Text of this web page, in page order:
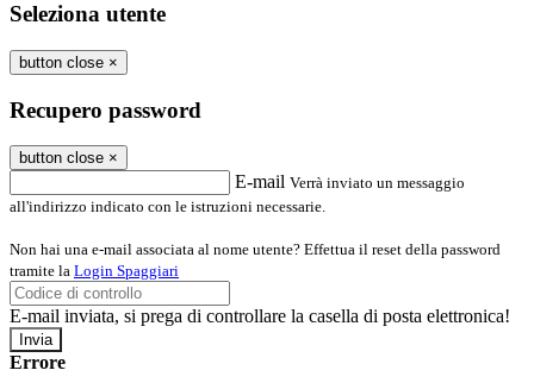
Seleziona utente
button close ×
Recupero password
button close ×
E-mail Verrà inviato un messaggio
all'indirizzo indicato con le istruzioni necessarie.
Non hai una e-mail associata al nome utente? Effettua il reset della password
tramite la Login Spaggiari
E-mail inviata, si prega di controllare la casella di posta elettronica!
Errore